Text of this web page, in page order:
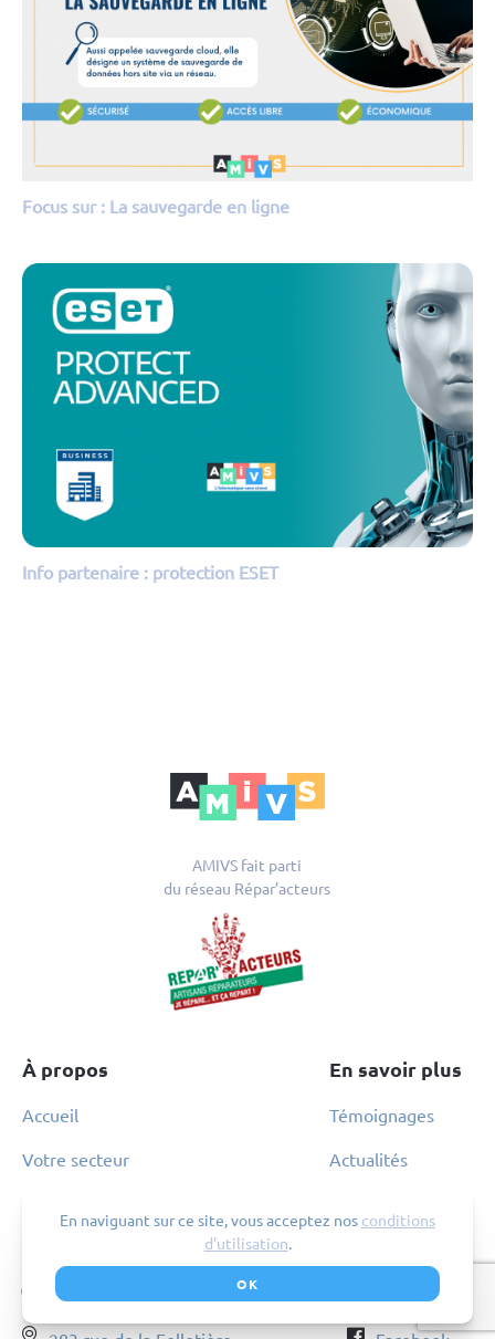
En naviguant sur ce site, vous acceptez nos conditions
d’utilisation.
OK
Focus sur : La sauvegarde en ligne
Info partenaire : protection ESET
AMIVS fait parti
du réseau Répar’acteurs
À propos
Accueil
Votre secteur
En savoir plus
Témoignages
Actualités
04.82.53.71.13
Linkedin